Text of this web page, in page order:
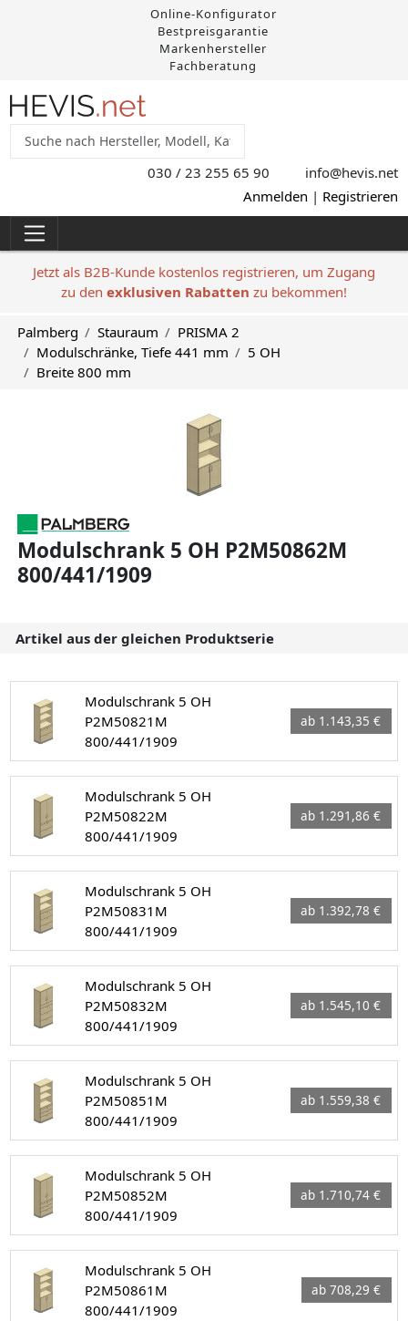
Online-Konfigurator
Bestpreisgarantie
Markenhersteller
Fachberatung
030 / 23 255 65 90 info@hevis.net
Anmelden | Registrieren
Jetzt als B2B-Kunde kostenlos registrieren, um Zugang
zu den exklusiven Rabatten zu bekommen!
Palmberg Stauraum
PRISMA 2
Modulschränke, Tiefe 441 mm
5 OH
Breite 800 mm
Modulschrank 5 OH P2M50862M
800/441/1909
Artikel aus der gleichen Produktserie
Modulschrank 5 OH
P2M50821M
800/441/1909
ab 1.143,35 €
Modulschrank 5 OH
P2M50822M
800/441/1909
ab 1.291,86 €
Modulschrank 5 OH
P2M50831M
800/441/1909
ab 1.392,78 €
Modulschrank 5 OH
P2M50832M
800/441/1909
ab 1.545,10 €
Modulschrank 5 OH
P2M50851M
800/441/1909
ab 1.559,38 €
Modulschrank 5 OH
P2M50852M
800/441/1909
ab 1.710,74 €
Modulschrank 5 OH
P2M50861M
800/441/1909
ab 708,29 €